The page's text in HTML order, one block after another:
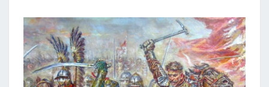
PAR
MIG
WANZER